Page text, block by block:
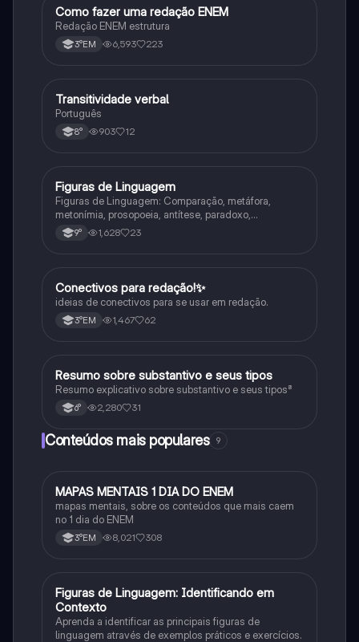
Português
Como fazer uma redação ENEM
Redação ENEM estrutura
3°EM 6,593 223
Português
Transitividade verbal
Português
8° 903 12
Português
Figuras de Linguagem
Figuras de Linguagem: Comparação, metáfora,
metonímia, prosopoeia, antítese, paradoxo,
eufemismo, hipérbole e onomatopeia
9° 1,628 23
Português
Conectivos para redação!✨
ideias de conectivos para se usar em redação.
3°EM 1,467 62
Português
Resumo sobre substantivo e seus tipos
Resumo explicativo sobre substantivo e seus tipos⁸
6° 2,280 31
Conteúdos mais populares 9
Português
MAPAS MENTAIS 1 DIA DO ENEM
mapas mentais, sobre os conteúdos que mais caem
no 1 dia do ENEM
3°EM 8,021 308
FPortuguês
Figuras de Linguagem: Identificando em
Contexto
Aprenda a identificar as principais figuras de
linguagem através de exemplos práticos e exercícios.